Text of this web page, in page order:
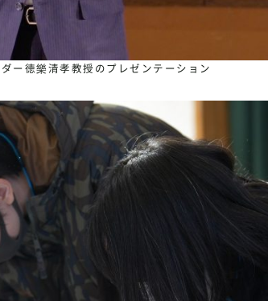
ー徳樂清孝教授のプレゼンテーション